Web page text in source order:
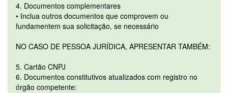
4. Documentos complementares
• Inclua outros documentos que comprovem ou
fundamentem sua solicitação, se necessário
NO CASO DE PESSOA JURÍDICA, APRESENTAR TAMBÉM:
5. Cartão CNPJ
6. Documentos constitutivos atualizados com registro no
órgão competente: